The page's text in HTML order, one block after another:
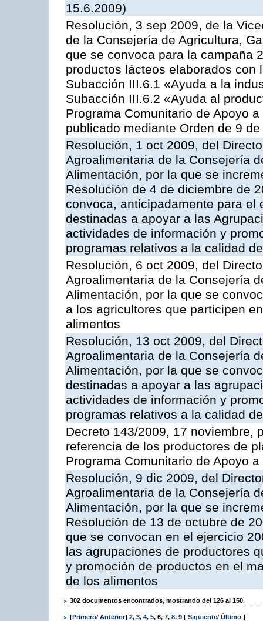
15.6.2009)
Resolución, 3 sep 2009, de la
de la Consejería de Agricultura,
que se convoca para la campaña
productos lácteos elaborados
Subacción III.6.1 «Ayuda a la
Subacción III.6.2 «Ayuda al
Programa Comunitario de Apoyo
publicado mediante Orden de 9
Resolución, 1 oct 2009, del
Agroalimentaria de la Consejería
Alimentación, por la que se
Resolución de 4 de diciembre de
convoca, anticipadamente para el
destinadas a apoyar a las
actividades de información y
programas relativos a la calidad
Resolución, 6 oct 2009, del
Agroalimentaria de la Consejería
Alimentación, por la que se
a los agricultores que participen
alimentos
Resolución, 13 oct 2009, del
Agroalimentaria de la Consejería
Alimentación, por la que se
destinadas a apoyar a las
actividades de información y
programas relativos a la calidad
Decreto 143/2009, 17 noviembre,
referencia de los productores de
Programa Comunitario de Apoyo
Resolución, 9 dic 2009, del
Agroalimentaria de la Consejería
Alimentación, por la que se
Resolución de 13 de octubre de
que se convocan en el ejercicio
las agrupaciones de productores
y promoción de productos en el
de los alimentos
302 documentos encontrados, mostrando del 126 al 150.
[Primero/ Anterior] 2, 3, 4, 5, 6, 7, 8, 9 [ Siguiente/ Último ]